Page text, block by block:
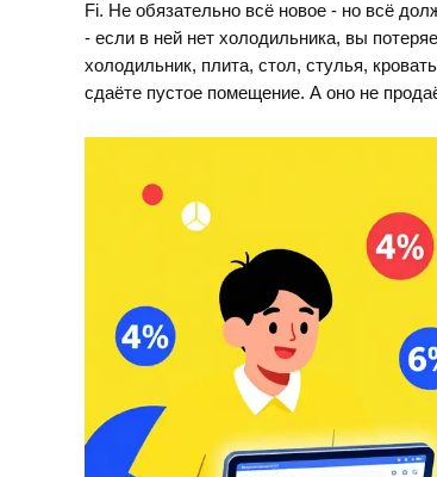
Fi. Не обязательно всё новое - но всё
- если в ней нет холодильника, вы
холодильник, плита, стол, стулья,
сдаёте пустое помещение. А оно не